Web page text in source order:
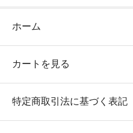
ホーム
カートを見る
特定商取引法に基づく表記